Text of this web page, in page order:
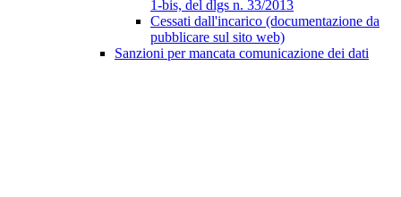
1-bis, del dlgs n. 33/2013
Cessati dall'incarico (documentazione da
pubblicare sul sito web)
Sanzioni per mancata comunicazione dei dati